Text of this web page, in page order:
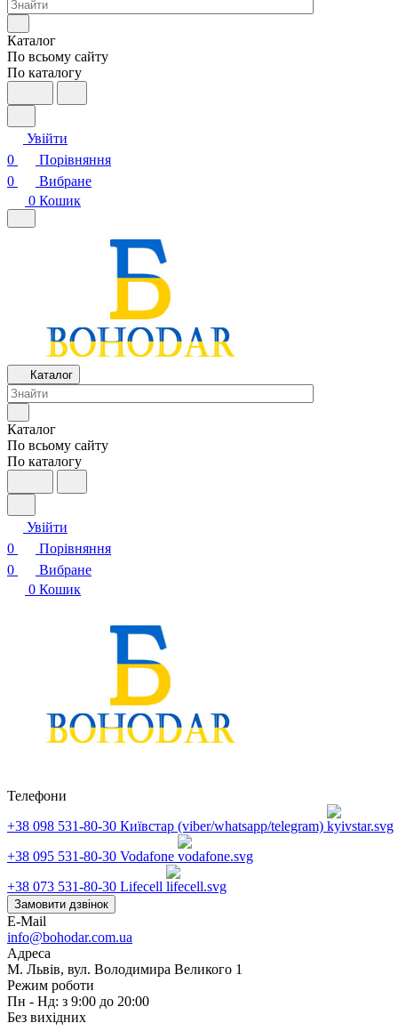
Каталог
По всьому сайту
По каталогу
Увійти
0
Порівняння
0
Вибране
0 Кошик
Каталог
Каталог
По всьому сайту
По каталогу
Увійти
0
Порівняння
0
Вибране
0 Кошик
Телефони
+38 098 531-80-30 Київстар (viber/whatsapp/telegram)
+38 095 531-80-30 Vodafone
+38 073 531-80-30 Lifecell
Замовити дзвінок
E-Mail
info@bohodar.com.ua
Адреса
М. Львів, вул. Володимира Великого 1
Режим роботи
Пн - Нд: з 9:00 до 20:00
Без вихідних